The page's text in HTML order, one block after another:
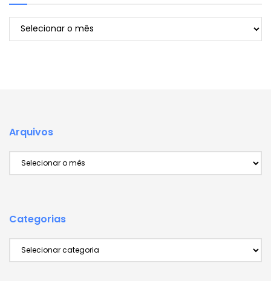
Arquivos
Arquivos
Categorias